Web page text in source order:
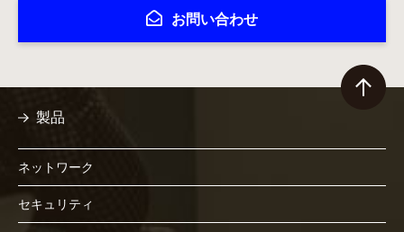
お問い合わせ
製品
ネットワーク
セキュリティ